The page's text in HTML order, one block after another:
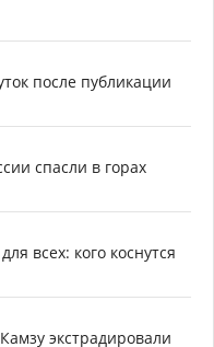
после публикации
спасли в горах
всех: кого коснутся
экстрадировали